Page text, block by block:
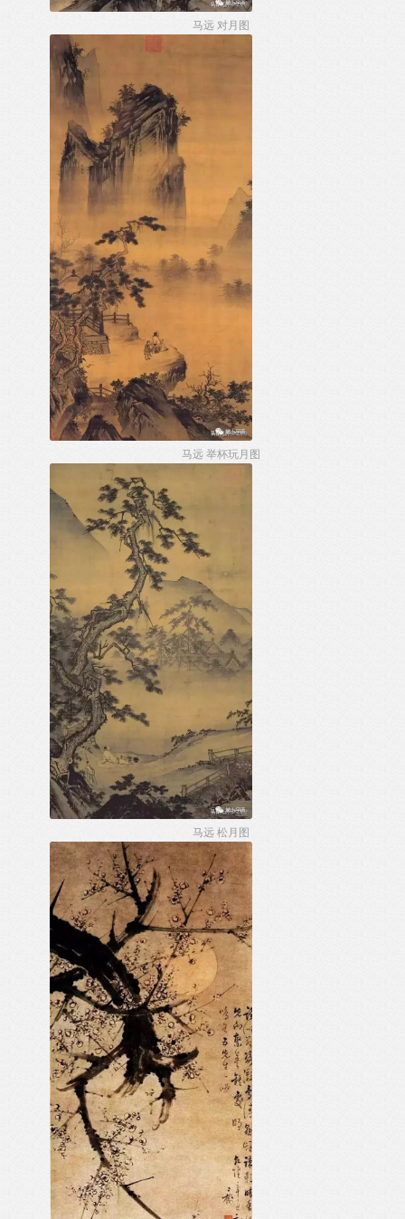
马远 对月图
马远 举杯玩月图
马远 松月图